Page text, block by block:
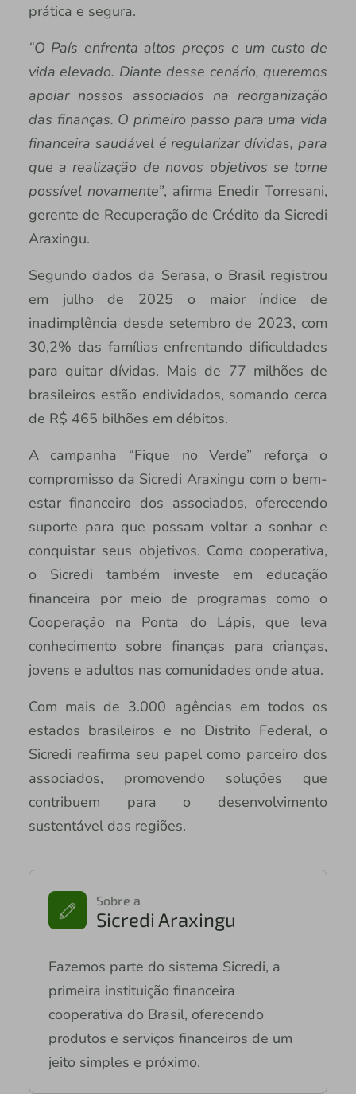
prática e segura.
“O País enfrenta altos preços e um custo de
vida elevado. Diante desse cenário, queremos
apoiar nossos associados na reorganização
das finanças. O primeiro passo para uma vida
financeira saudável é regularizar dívidas, para
que a realização de novos objetivos se torne
possível novamente”, afirma Enedir Torresani,
gerente de Recuperação de Crédito da Sicredi
Araxingu.
Segundo dados da Serasa, o Brasil registrou
em julho de 2025 o maior índice de
inadimplência desde setembro de 2023, com
30,2% das famílias enfrentando dificuldades
para quitar dívidas. Mais de 77 milhões de
brasileiros estão endividados, somando cerca
de R$ 465 bilhões em débitos.
A campanha “Fique no Verde” reforça o
compromisso da Sicredi Araxingu com o bem-
estar financeiro dos associados, oferecendo
suporte para que possam voltar a sonhar e
conquistar seus objetivos. Como cooperativa,
o Sicredi também investe em educação
financeira por meio de programas como o
Cooperação na Ponta do Lápis, que leva
conhecimento sobre finanças para crianças,
jovens e adultos nas comunidades onde atua.
Com mais de 3.000 agências em todos os
estados brasileiros e no Distrito Federal, o
Sicredi reafirma seu papel como parceiro dos
associados, promovendo soluções que
contribuem para o desenvolvimento
sustentável das regiões.
Sobre a
Sicredi Araxingu
Fazemos parte do sistema Sicredi, a
primeira instituição financeira
cooperativa do Brasil, oferecendo
produtos e serviços financeiros de um
jeito simples e próximo.